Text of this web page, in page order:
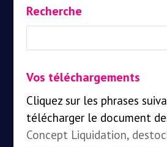
Recherche
Vos téléchargements
Cliquez sur les phrases
télécharger le document
Concept Liquidation,